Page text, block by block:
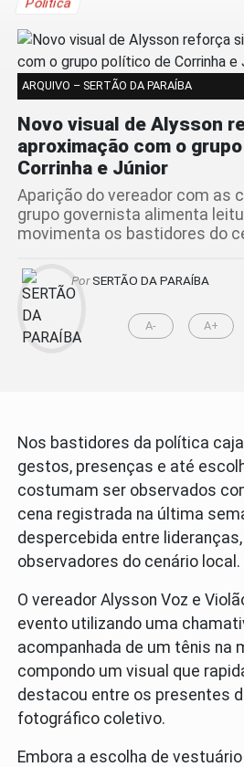
ARQUIVO – SERTÃO DA PARAÍBA
Novo visual de Alysson
aproximação com o
Corrinha e Júnior
Aparição do vereador com as
grupo governista alimenta
movimenta os bastidores do
PorSERTÃO DA PARAÍBA
A- A+
Nos bastidores da política
gestos, presenças e até
costumam ser observados
cena registrada na última
despercebida entre
observadores do cenário local.
O vereador Alysson Voz e
evento utilizando uma
acompanhada de um tênis na
compondo um visual que
destacou entre os presentes
fotográfico coletivo.
Embora a escolha de